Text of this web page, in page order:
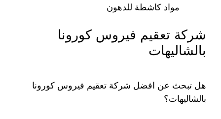
مواد كاشطة للدهون
شركة تعقيم فيروس كورونا
بالشاليهات
هل تبحث عن افضل شركة تعقيم فيروس كورونا
بالشاليهات؟